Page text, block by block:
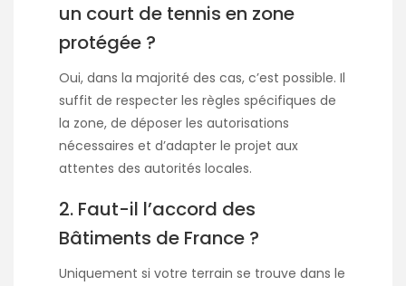
un court de tennis en zone
protégée ?
Oui, dans la majorité des cas, c’est possible. Il
suffit de respecter les règles spécifiques de
la zone, de déposer les autorisations
nécessaires et d’adapter le projet aux
attentes des autorités locales.
2. Faut-il l’accord des
Bâtiments de France ?
Uniquement si votre terrain se trouve dans le